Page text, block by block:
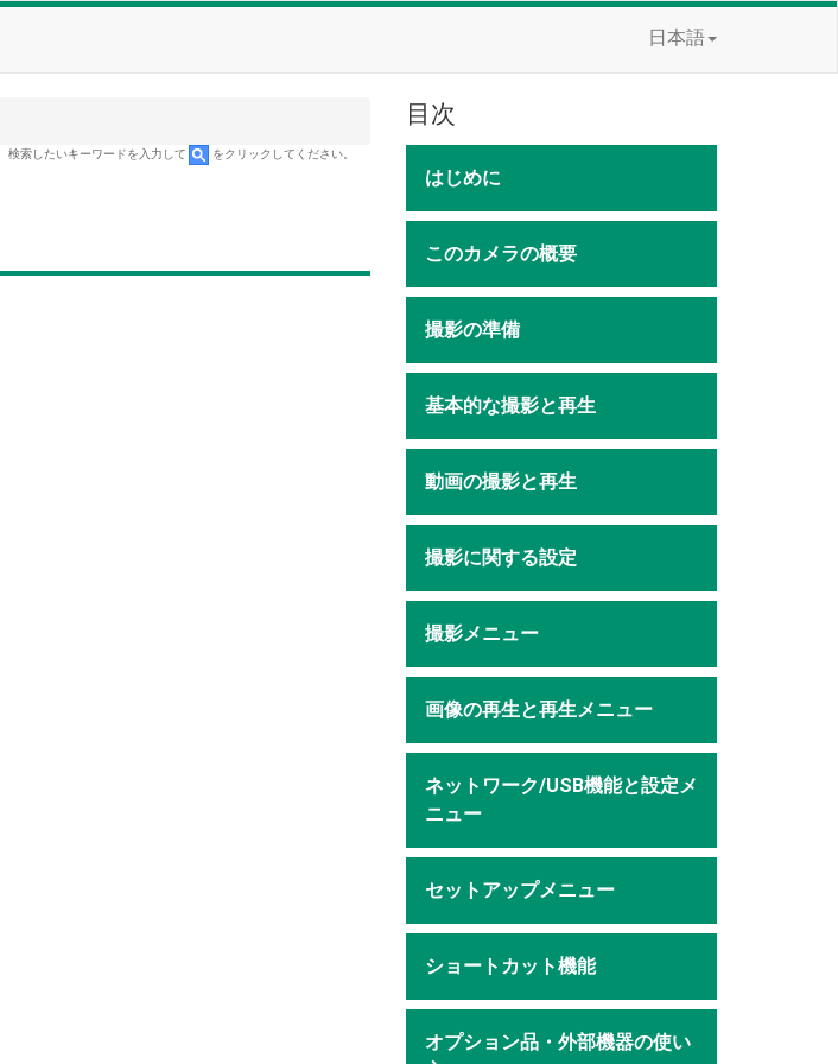
日本語
検索したいキーワードを入力して をクリックしてください。
目次
はじめに
このカメラの概要
撮影の準備
基本的な撮影と再生
動画の撮影と再生
撮影に関する設定
撮影メニュー
画像の再生と再生メニュー
ネットワーク/USB機能と設定メ
ニュー
セットアップメニュー
ショートカット機能
オプション品・外部機器の使い